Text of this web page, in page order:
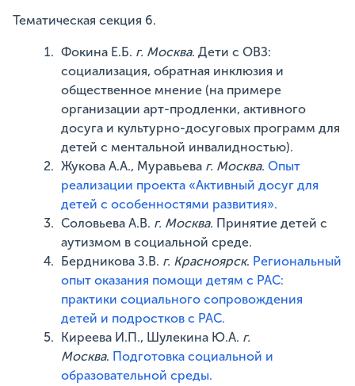
Тематическая секция 6.
Фокина Е.Б. г. Москва. Дети с ОВЗ:
социализация, обратная инклюзия и
общественное мнение (на примере
организации арт-продленки, активного
досуга и культурно-досуговых программ для
детей с ментальной инвалидностью).
Жукова А.А., Муравьева г. Москва.Опыт
реализации проекта «Активный досуг для
детей с особенностями развития».
Соловьева А.В. г. Москва. Принятие детей с
аутизмом в социальной среде.
Бердникова З.В. г. Красноярск. Региональный
опыт оказания помощи детям с РАС:
практики социального сопровождения
детей и подростков с РАС.
Киреева И.П., Шулекина Ю.А. г.
Москва. Подготовка социальной и
образовательной среды.